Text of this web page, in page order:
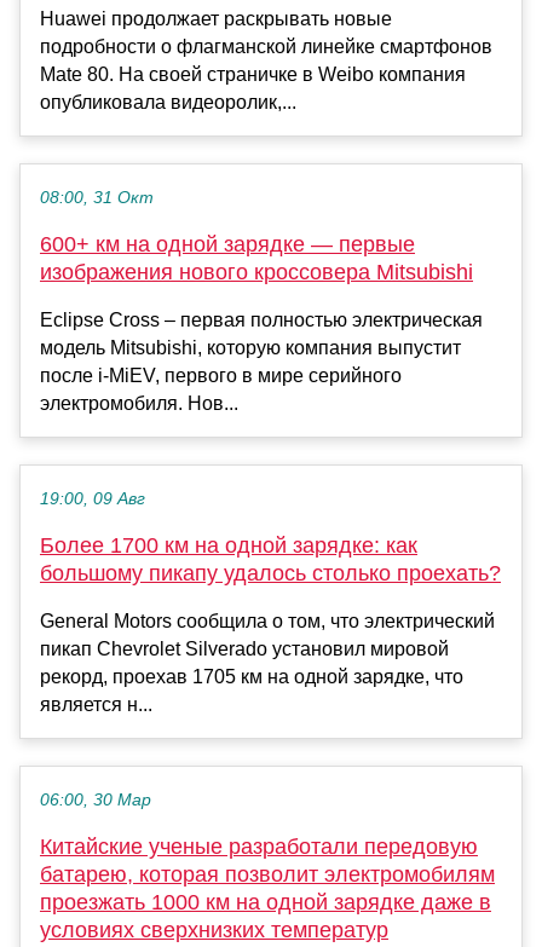
Huawei продолжает раскрывать новые
подробности о флагманской линейке смартфонов
Mate 80. На своей страничке в Weibo компания
опубликовала видеоролик,...
08:00, 31 Окт
600+ км на одной зарядке — первые
изображения нового кроссовера Mitsubishi
Eclipse Cross – первая полностью электрическая
модель Mitsubishi, которую компания выпустит
после i-MiEV, первого в мире серийного
электромобиля. Нов...
19:00, 09 Авг
Более 1700 км на одной зарядке: как
большому пикапу удалось столько проехать?
General Motors сообщила о том, что электрический
пикап Chevrolet Silverado установил мировой
рекорд, проехав 1705 км на одной зарядке, что
является н...
06:00, 30 Мар
Китайские ученые разработали передовую
батарею, которая позволит электромобилям
проезжать 1000 км на одной зарядке даже в
условиях сверхнизких температур